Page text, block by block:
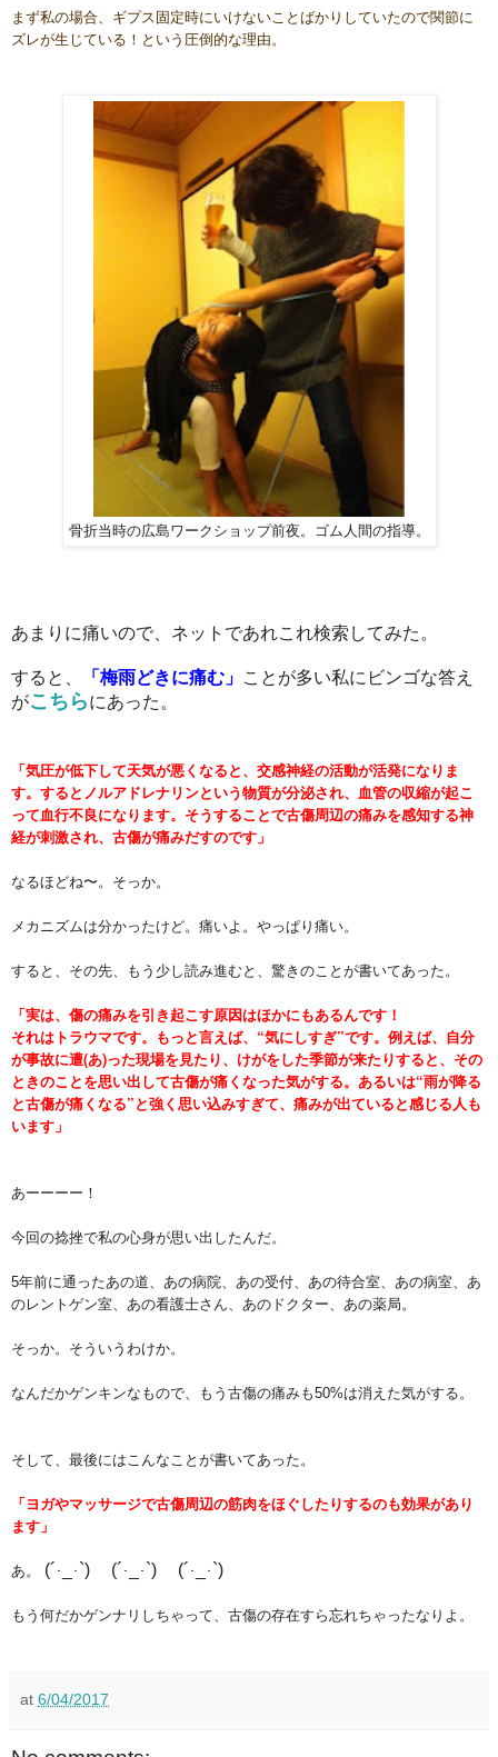
まず私の場合、ギプス固定時にいけないことばかりしていたので関節に
ズレが生じている！という圧倒的な理由。
骨折当時の広島ワークショップ前夜。ゴム人間の指導。
あまりに痛いので、ネットであれこれ検索してみた。
すると、 「梅雨どきに痛む」 ことが多い私にビンゴな答え
がこちらにあった。
「気圧が低下して天気が悪くなると、交感神経の活動が活発になりま
す。するとノルアドレナリンという物質が分泌され、血管の収縮が起こ
って血行不良になります。そうすることで古傷周辺の痛みを感知する神
経が刺激され、古傷が痛みだすのです」
なるほどね〜。そっか。
メカニズムは分かったけど。痛いよ。やっぱり痛い。
すると、その先、もう少し読み進むと、驚きのことが書いてあった。
「実は、傷の痛みを引き起こす原因はほかにもあるんです！
それはトラウマです。もっと言えば、“気にしすぎ”です。例えば、自分
が事故に遭(あ)った現場を見たり、けがをした季節が来たりすると、その
ときのことを思い出して古傷が痛くなった気がする。あるいは“雨が降る
と古傷が痛くなる”と強く思い込みすぎて、痛みが出ていると感じる人も
います」
あーーーー！
今回の捻挫で私の心身が思い出したんだ。
5年前に通ったあの道、あの病院、あの受付、あの待合室、あの病室、あ
のレントゲン室、あの看護士さん、あのドクター、あの薬局。
そっか。そういうわけか。
なんだかゲンキンなもので、もう古傷の痛みも50%は消えた気がする。
そして、最後にはこんなことが書いてあった。
「ヨガやマッサージで古傷周辺の筋肉をほぐしたりするのも効果があり
ます」
あ。 (´ ･ ･ `) (´ ･ ･ `) (´ ･ ･ `)
もう何だかゲンナリしちゃって、古傷の存在すら忘れちゃったなりよ。
at 6/04/2017